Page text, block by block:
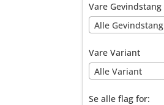
Vare Gevindstang
Alle Gevindstang
Vare Variant
Alle Variant
Se alle flag for: